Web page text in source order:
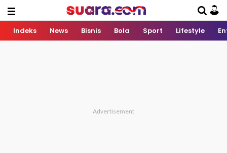
Indeks News Bisnis Bola Sport Lifestyle